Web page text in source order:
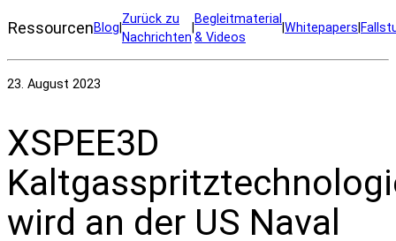
RessourcenBlog
Zurück zu
Nachrichten
Begleitmaterial
& Videos
Whitepapers
23. August 2023
XSPEE3D
wird an der US Naval